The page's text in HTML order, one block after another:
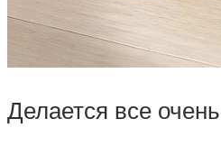
Делается все